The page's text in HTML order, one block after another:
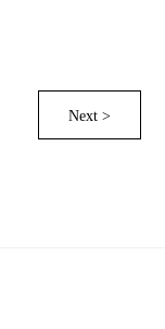
Next >